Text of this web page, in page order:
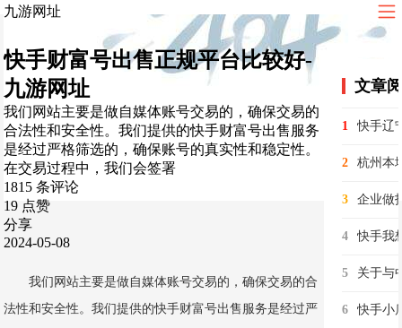
九游网址
快手财富号出售正规平台比较好-
九游网址
我们网站主要是做自媒体账号交易的，确保交易的
合法性和安全性。我们提供的快手财富号出售服务
是经过严格筛选的，确保账号的真实性和稳定性。
在交易过程中，我们会签署
1815 条评论
19 点赞
分享
2024-05-08
我们网站主要是做自媒体账号交易的，确保交易的合
法性和安全性。我们提供的快手财富号出售服务是经过严
文章
1
2
3
4 快手我
5
6